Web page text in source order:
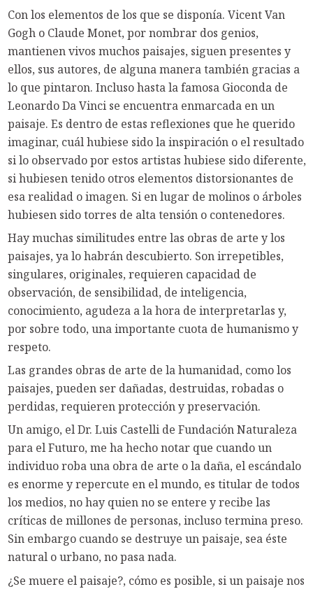
Con los elementos de los que se disponía. Vicent Van
Gogh o Claude Monet, por nombrar dos genios,
mantienen vivos muchos paisajes, siguen presentes y
ellos, sus autores, de alguna manera también gracias a
lo que pintaron. Incluso hasta la famosa Gioconda de
Leonardo Da Vinci se encuentra enmarcada en un
paisaje. Es dentro de estas reflexiones que he querido
imaginar, cuál hubiese sido la inspiración o el resultado
si lo observado por estos artistas hubiese sido diferente,
si hubiesen tenido otros elementos distorsionantes de
esa realidad o imagen. Si en lugar de molinos o árboles
hubiesen sido torres de alta tensión o contenedores.
Hay muchas similitudes entre las obras de arte y los
paisajes, ya lo habrán descubierto. Son irrepetibles,
singulares, originales, requieren capacidad de
observación, de sensibilidad, de inteligencia,
conocimiento, agudeza a la hora de interpretarlas y,
por sobre todo, una importante cuota de humanismo y
respeto.
Las grandes obras de arte de la humanidad, como los
paisajes, pueden ser dañadas, destruidas, robadas o
perdidas, requieren protección y preservación.
Un amigo, el Dr. Luis Castelli de Fundación Naturaleza
para el Futuro, me ha hecho notar que cuando un
individuo roba una obra de arte o la daña, el escándalo
es enorme y repercute en el mundo, es titular de todos
los medios, no hay quien no se entere y recibe las
críticas de millones de personas, incluso termina preso.
Sin embargo cuando se destruye un paisaje, sea éste
natural o urbano, no pasa nada.
¿Se muere el paisaje?, cómo es posible, si un paisaje nos